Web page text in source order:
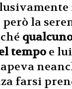
la
tempo e
farsi